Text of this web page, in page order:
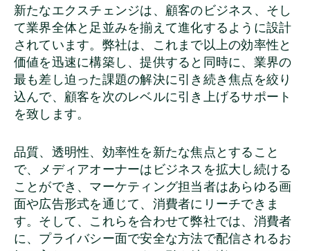
新たなエクスチェンジは、顧客のビジネス、そし
て業界全体と足並みを揃えて進化するように設計
されています。弊社は、これまで以上の効率性と
価値を迅速に構築し、提供すると同時に、業界の
最も差し迫った課題の解決に引き続き焦点を絞り
込んで、顧客を次のレベルに引き上げるサポート
を致します。
品質、透明性、効率性を新たな焦点とすること
で、メディアオーナーはビジネスを拡大し続ける
ことができ、マーケティング担当者はあらゆる画
面や広告形式を通じて、消費者にリーチできま
す。そして、これらを合わせて弊社では、消費者
に、プライバシー面で安全な方法で配信されるお